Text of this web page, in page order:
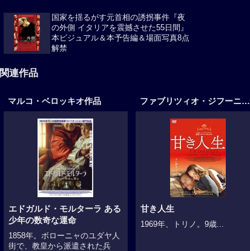
国家を揺るがす元首相の誘拐事件『夜
の外側 イタリアを震撼させた55日間』
本ビジュアル＆本予告編＆場面写真8点
解禁
関連作品
マルコ・ベロッキオ作品
エドガルド・モルターラ ある
少年の数奇な運命
1858年。ボローニャのユダヤ人
街で、教皇から派遣された兵
ファブリツィオ・ジフーニ作品
甘き人生
1969年、トリノ。9歳...